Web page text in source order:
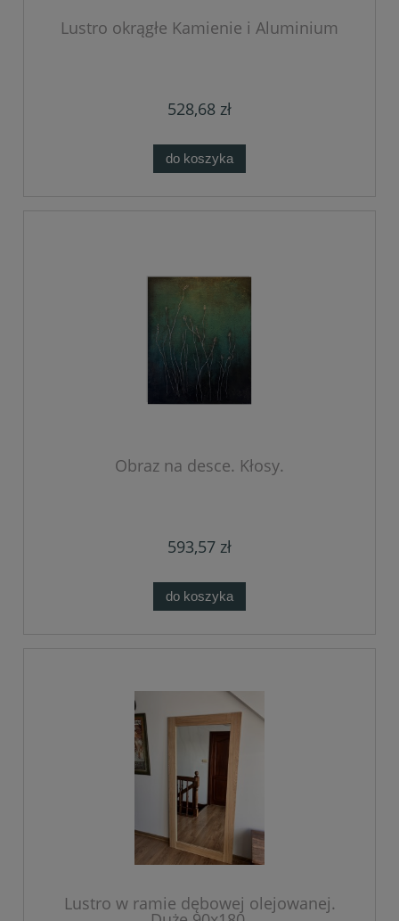
Lustro okrągłe Kamienie i Aluminium
528,68 zł
do koszyka
Obraz na desce. Kłosy.
593,57 zł
do koszyka
Lustro w ramie dębowej olejowanej.